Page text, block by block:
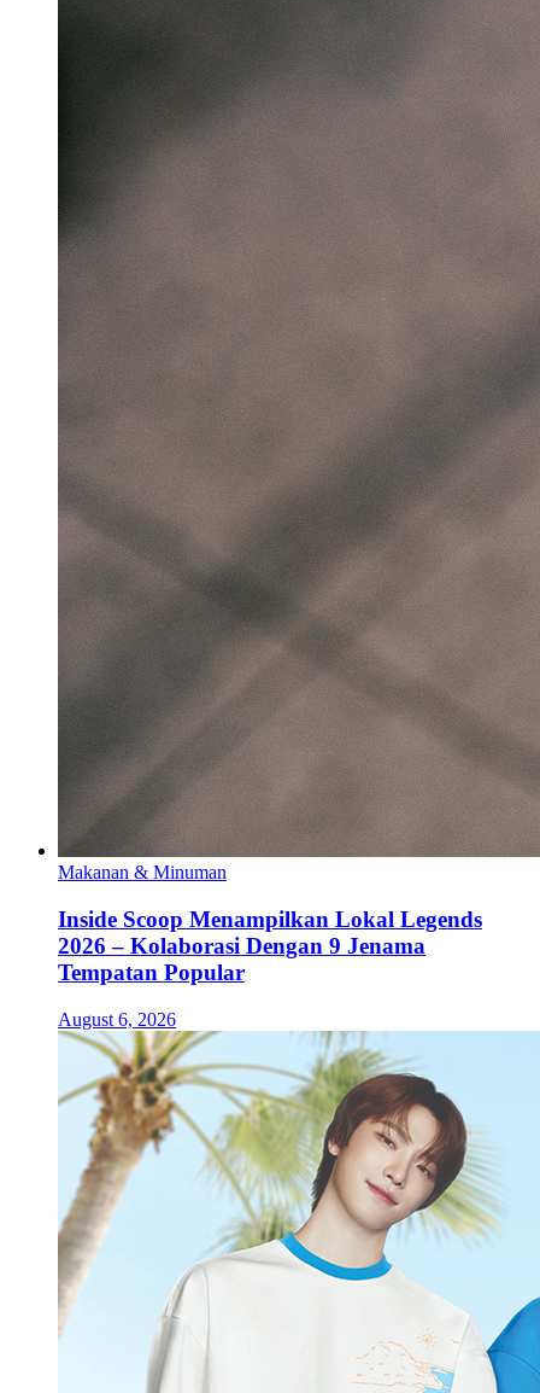
Makanan & Minuman
Inside Scoop Menampilkan Lokal Legends
2026 – Kolaborasi Dengan 9 Jenama
Tempatan Popular
August 6, 2026